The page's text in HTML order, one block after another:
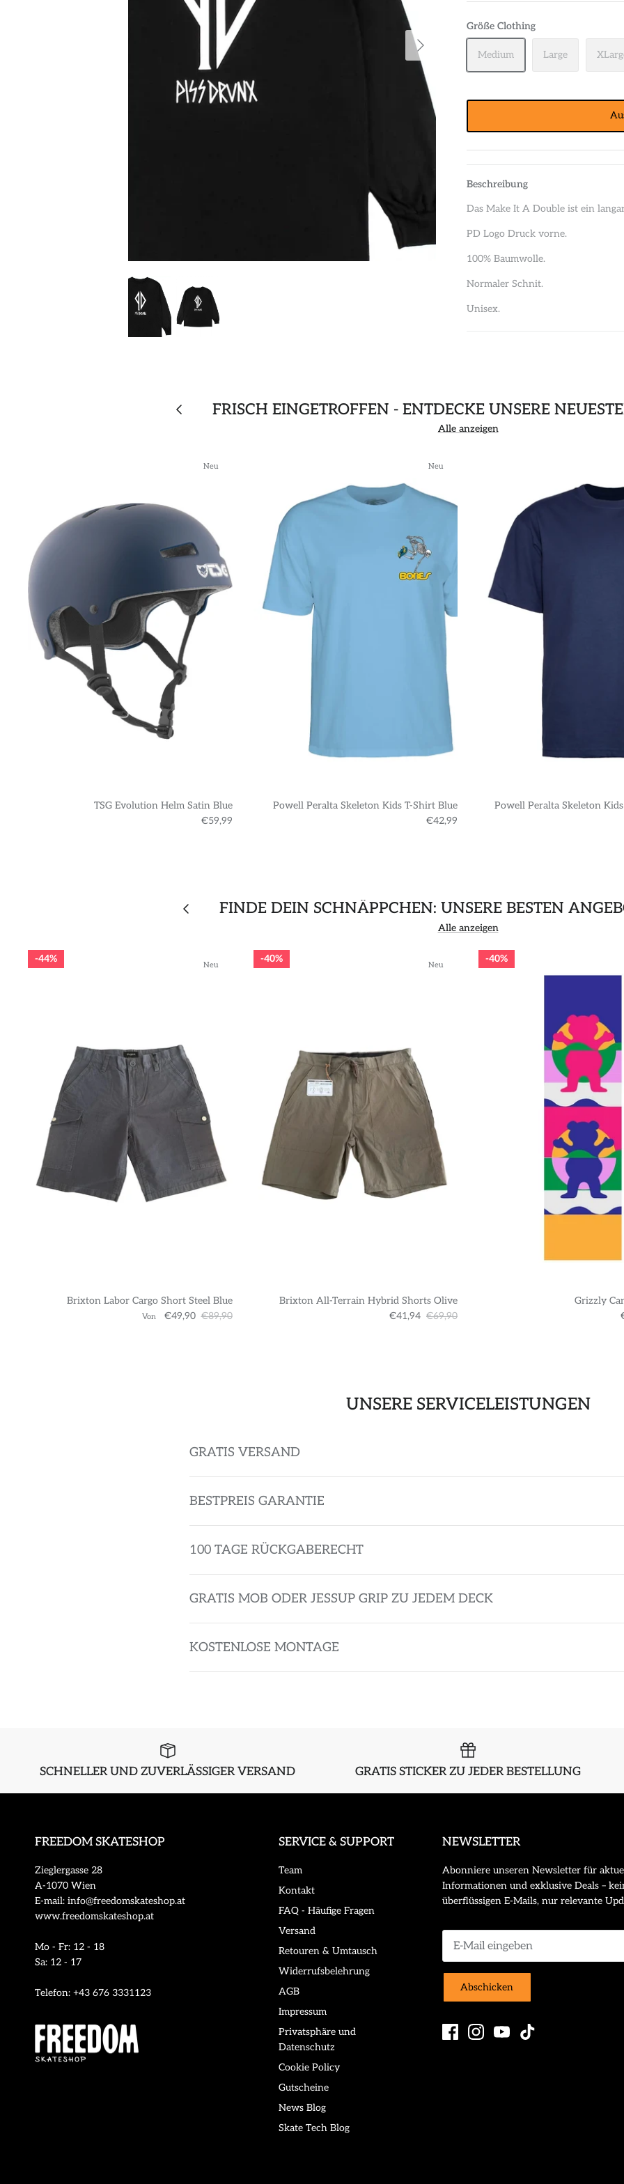
Größe Clothing
Medium Large
Beschreibung
Das Make It A Double ist ein
PD Logo Druck vorne.
100% Baumwolle.
Normaler Schnit.
Unisex.
FRISCH EINGETROFFEN - ENTDECKE UNSERE
Alle anzeigen
Neu
TSG Evolution Helm Satin Blue
€59,99
Neu
Powell Peralta Skeleton Kids T-Shirt Blue
€42,99
Powell Peralta Skeleton
FINDE DEIN SCHNÄPPCHEN: UNSERE BESTEN
Alle anzeigen
Neu
44%
Brixton Labor Cargo Short Steel Blue
Von €49,90 €89,90
Neu
40%
Brixton All-Terrain Hybrid Shorts Olive
€41,94 €69,90
40%
Grizzly
UNSERE SERVICELEISTUNGEN
GRATIS VERSAND
BESTPREIS GARANTIE
100 TAGE RÜCKGABERECHT
GRATIS MOB ODER JESSUP GRIP ZU JEDEM DECK
KOSTENLOSE MONTAGE
SCHNELLER UND ZUVERLÄSSIGER VERSAND GRATIS STICKER ZU JEDER BESTELLUNG
FREEDOM SKATESHOP
Zieglergasse 28
A-1070 Wien
E-mail: info@freedomskateshop.at
www.freedomskateshop.at
Mo - Fr: 12 - 18
Sa: 12 - 17
Telefon: +43 676 3331123
SERVICE & SUPPORT
Team
Kontakt
FAQ - Häufige Fragen
Versand
Retouren & Umtausch
Widerrufsbelehrung
AGB
Impressum
Privatsphäre und
Datenschutz
Cookie Policy
Gutscheine
News Blog
Skate Tech Blog
NEWSLETTER
Abonniere unseren Newsletter für
Informationen und exklusive Deals –
überflüssigen E-Mails, nur relevante
Abschicken